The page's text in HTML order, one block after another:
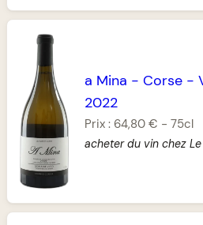
a Mina - Corse -
2022
Prix : 64,80 € -75cl
acheter du vin chez